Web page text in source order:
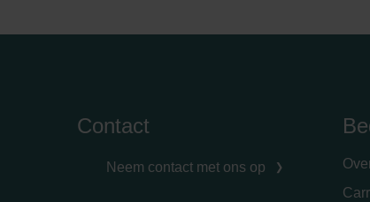
Zehnder Group UK
Contact
Neem contact met ons op